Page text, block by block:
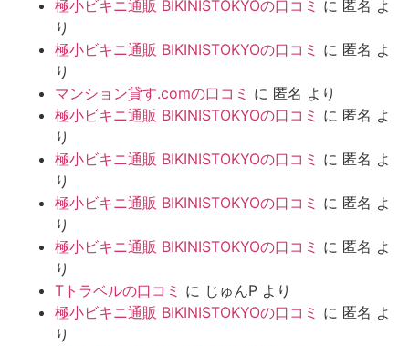
極小ビキニ通販 BIKINISTOKYOの口コミ に 匿名 よ
り
極小ビキニ通販 BIKINISTOKYOの口コミ に 匿名 よ
り
マンション貸す.comの口コミ に 匿名 より
極小ビキニ通販 BIKINISTOKYOの口コミ に 匿名 よ
り
極小ビキニ通販 BIKINISTOKYOの口コミ に 匿名 よ
り
極小ビキニ通販 BIKINISTOKYOの口コミ に 匿名 よ
り
極小ビキニ通販 BIKINISTOKYOの口コミ に 匿名 よ
り
Tトラベルの口コミ に じゅんP より
極小ビキニ通販 BIKINISTOKYOの口コミ に 匿名 よ
り